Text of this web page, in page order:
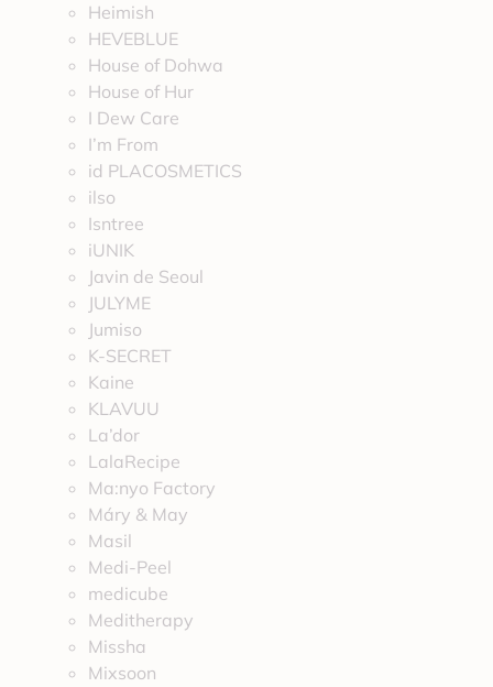
Heimish
HEVEBLUE
House of Dohwa
House of Hur
I Dew Care
I’m From
id PLACOSMETICS
ilso
Isntree
iUNIK
Javin de Seoul
JULYME
Jumiso
K-SECRET
Kaine
KLAVUU
La’dor
LalaRecipe
Ma:nyo Factory
Máry & May
Masil
Medi-Peel
medicube
Meditherapy
Missha
Mixsoon